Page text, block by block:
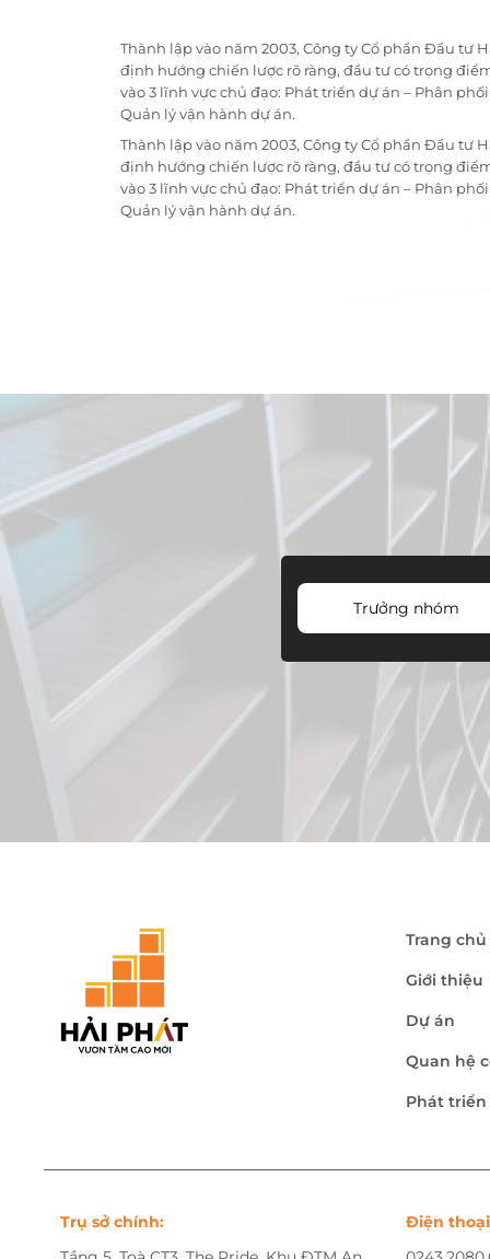
Thành lập vào năm 2003, Công ty Cổ phần Đầu tư
định hướng chiến lược rõ ràng, đầu tư có trọng
vào 3 lĩnh vực chủ đạo: Phát triển dự án – Phân
Quản lý vận hành dự án.
Thành lập vào năm 2003, Công ty Cổ phần Đầu tư
định hướng chiến lược rõ ràng, đầu tư có trọng
vào 3 lĩnh vực chủ đạo: Phát triển dự án – Phân
Quản lý vận hành dự án.
Trưởng nhóm
Trang chủ
Giới thiệu
Dự án
Quan hệ
Phát
Trụ sở chính:
Điện